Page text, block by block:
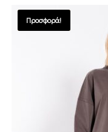
SALES !
Προσφορά!